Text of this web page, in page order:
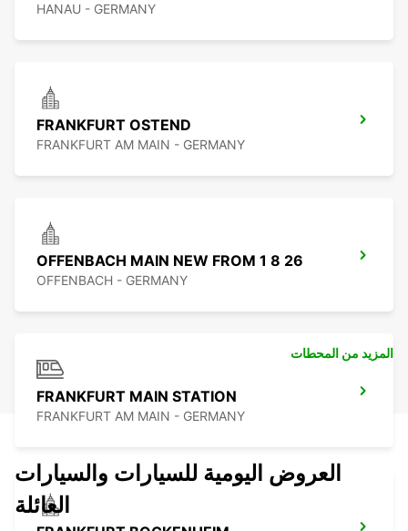
HANAU - GERMANY
FRANKFURT OSTEND
FRANKFURT AM MAIN - GERMANY
OFFENBACH MAIN NEW FROM 1 8 26
OFFENBACH - GERMANY
FRANKFURT MAIN STATION
FRANKFURT AM MAIN - GERMANY
المزيد من المحطات
العروض اليومية للسيارات والسيارات
العائلة